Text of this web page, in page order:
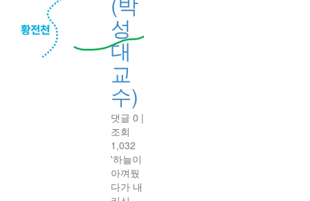
성
대
교
수)
댓글 0 |
조회
1,032
'하늘이
아껴뒀
다가 내